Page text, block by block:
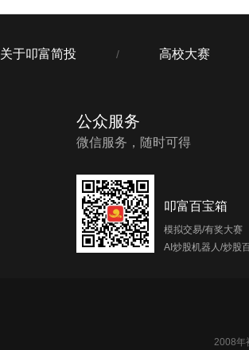
关于叩富简投 / 高校大赛
公众服务
微信服务，随时可得
叩富百宝箱
模拟交易/有奖大赛
AI炒股机器人/炒股
2008年